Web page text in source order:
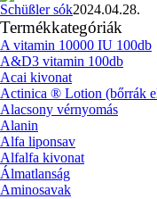
Schüßler sók2024.04.28.
Termékkategóriák
A vitamin 10000 IU 100db
A&D3 vitamin 100db
Acai kivonat
Actinica ® Lotion (bőrrák
Alacsony vérnyomás
Alanin
Alfa liponsav
Alfalfa kivonat
Álmatlanság
Aminosavak